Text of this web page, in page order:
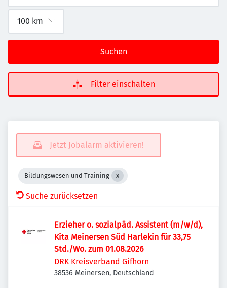
Suchen
Filter einschalten
Jetzt Jobalarm aktivieren!
Bildungswesen und Training
Suche zurücksetzen
Erzieher o. sozialpäd. Assistent (m/w/d),
Kita Meinersen Süd Harlekin für 33,75
Std./Wo. zum 01.08.2026
DRK Kreisverband Gifhorn
38536 Meinersen, Deutschland